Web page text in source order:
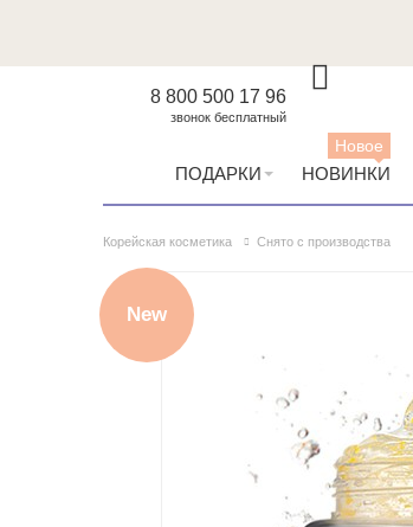
8 800 500 17 96
звонок бесплатный
ПОДАРКИ НОВИНКИ
Новое
Корейская косметика Снято с производства
New